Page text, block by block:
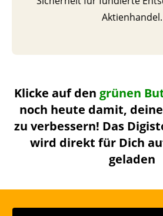
Aktienhandel.
Klicke auf den grünen
noch heute damit,
zu verbessern! Das
wird direkt für Dich
geladen